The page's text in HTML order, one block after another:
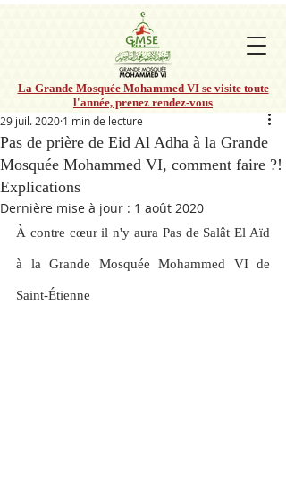
La Grande Mosquée Mohammed VI se visite toute
l'année, prenez rendez-vous
Pas de prière de Eid Al Adha à la Grande
Mosquée Mohammed VI, comment faire ?!
Explications
29 juil. 2020 1 min de lecture
Dernière mise à jour : 1 août 2020
À contre cœur il n'y aura Pas de Salât El Aïd
à la Grande Mosquée Mohammed VI de
Saint-Étienne